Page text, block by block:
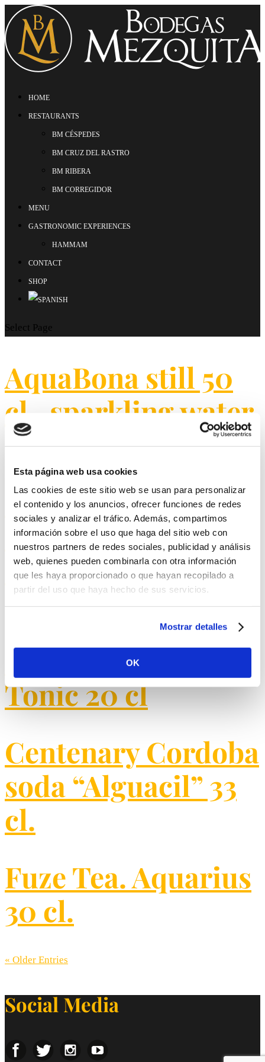
Esta página web usa cookies
Las cookies de este sitio web se usan para personalizar
el contenido y los anuncios, ofrecer funciones de redes
sociales y analizar el tráfico. Además, compartimos
información sobre el uso que haga del sitio web con
nuestros partners de redes sociales, publicidad y análisis
web, quienes pueden combinarla con otra información
que les haya proporcionado o que hayan recopilado a
partir del uso que haya hecho de sus servicios.
Mostrar detalles
OK
HOME
RESTAURANTS
BM CÉSPEDES
BM CRUZ DEL RASTRO
BM RIBERA
BM CORREGIDOR
MENU
GASTRONOMIC EXPERIENCES
HAMMAM
CONTACT
SHOP
Select Page
AquaBona still 50
cl., sparkling water
36.5 cl.
Cocacola, Cocacola
Zero, Fanta
Orange/Lemon
35cl.
Sprite. Royal Bliss
Tonic 20 cl
Centenary Cordoba
soda “Alguacil” 33
cl.
Fuze Tea. Aquarius
30 cl.
« Older Entries
Social Media